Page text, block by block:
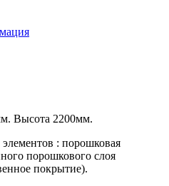
Высота 2200мм.
: порошковая
порошкового слоя
покрытие).